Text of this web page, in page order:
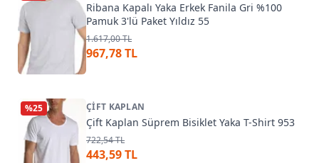
Ribana Kapalı Yaka Erkek Fanila Gri %100
Pamuk 3'lü Paket Yıldız 55
1.617,00 TL
967,78 TL
%25 ÇIFT KAPLAN
Çift Kaplan Süprem Bisiklet Yaka T-Shirt 953
722,54 TL
443,59 TL